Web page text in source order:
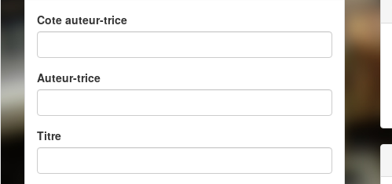
Cote auteur-trice
Auteur-trice
Titre